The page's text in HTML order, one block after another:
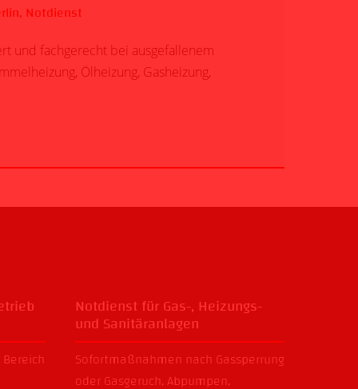
, Notdienst
und fachgerecht bei ausgefallenem
Ölheizung, Gasheizung,
Notdienst für Gas-, Heizungs-
und Sanitäranlagen
Sofortmaßnahmen nach Gassperrung
oderGasgeruch,Abpumpen,